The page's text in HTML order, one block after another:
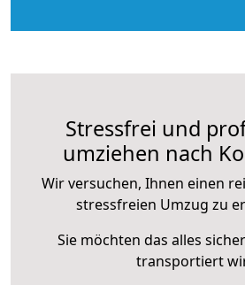
Stressfrei und
umziehen nach
Wir versuchen, Ihnen einen
stressfreien Umzug zu
Sie möchten das alles
transportiert